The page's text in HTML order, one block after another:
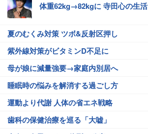
体重62kg→82kgに 寺田心の生活
夏のむくみ対策 ツボ&反射区押し
紫外線対策がビタミンD不足に
母が娘に減量強要→家庭内別居へ
睡眠時の悩みを解消する過ごし方
運動より代謝 人体の省エネ戦略
歯科の保健治療を巡る「大嘘」